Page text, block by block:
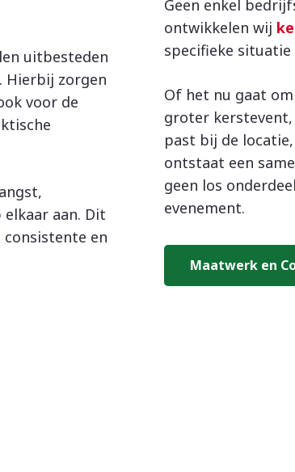
uitbesteden
Hierbij zorgen
voor de
aan. Dit
en
Geen enkel
ontwikkelen wij
specifieke
Of het nu gaat
groter
past bij de
ontstaat een
geen los
evenement.
Maatwerk en